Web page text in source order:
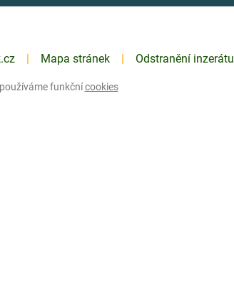
Mapa stránek Odstranění inzerátu
funkčnícookies